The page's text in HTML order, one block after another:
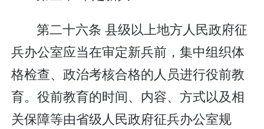
第二十六条 县级以上地方人民政府征
兵办公室应当在审定新兵前，集中组织体
格检查、政治考核合格的人员进行役前教
育。役前教育的时间、内容、方式以及相
关保障等由省级人民政府征兵办公室规